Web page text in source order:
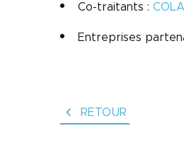
Co-traitants :
Entreprises
RETOUR